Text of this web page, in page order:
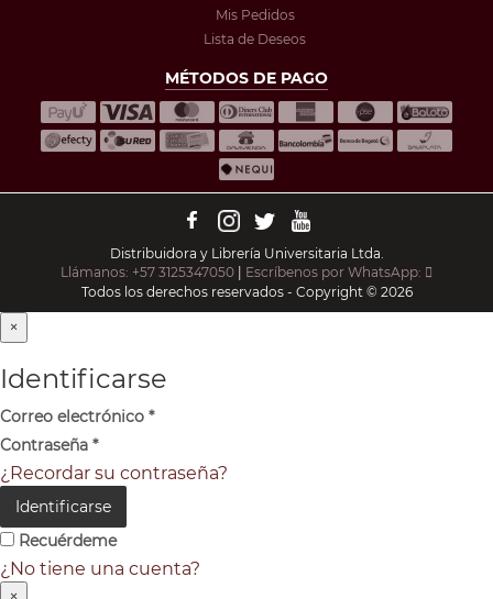
Mis Pedidos
Lista de Deseos
MÉTODOS DE PAGO
Distribuidora y Librería Universitaria Ltda.
Llámanos: +57 3125347050 | Escríbenos por WhatsApp:
Todos los derechos reservados - Copyright © 2026
×
Identificarse
Correo electrónico *
Contraseña *
¿Recordar su contraseña?
Identificarse
Recuérdeme
¿No tiene una cuenta?